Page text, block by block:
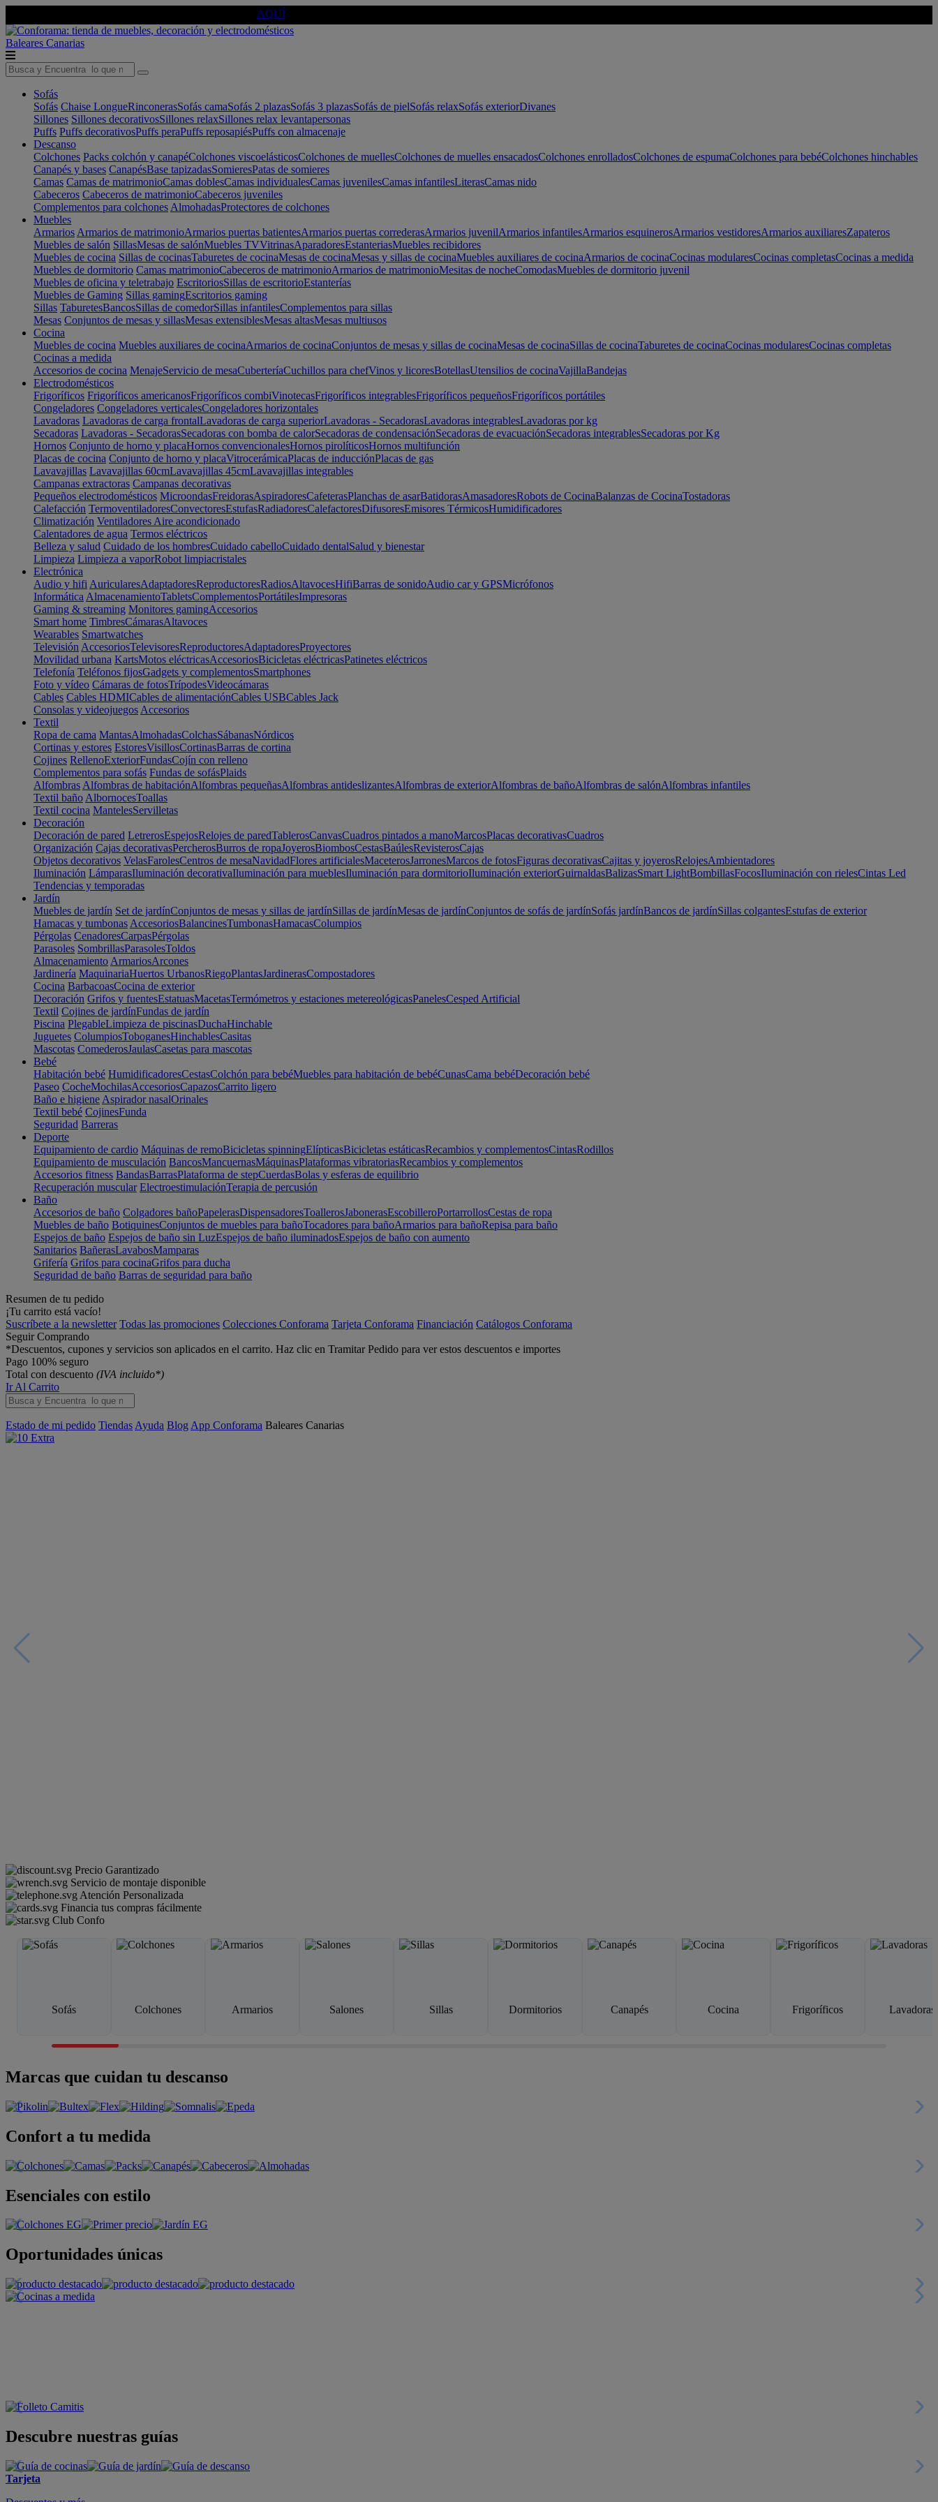
AQUÍ
Baleares Canarias
Sofás
Sofás Chaise LongueRinconerasSofás camaSofás 2 plazasSofás 3 plazasSofás de pielSofás relaxSofás exteriorDivanes
Sillones Sillones decorativosSillones relaxSillones relax levantapersonas
Puffs Puffs decorativosPuffs peraPuffs reposapiésPuffs con almacenaje
Descanso
Colchones Packs colchón y canapéColchones viscoelásticosColchones de muellesColchones de muelles ensacadosColchones enrolladosColchones de espumaColchones para bebéColchones hinchables
Canapés y bases CanapésBase tapizadasSomieresPatas de somieres
Camas Camas de matrimonioCamas doblesCamas individualesCamas juvenilesCamas infantilesLiterasCamas nido
Cabeceros Cabeceros de matrimonioCabeceros juveniles
Complementos para colchones AlmohadasProtectores de colchones
Muebles
Armarios Armarios de matrimonioArmarios puertas batientesArmarios puertas correderasArmarios juvenilArmarios infantilesArmarios esquinerosArmarios vestidoresArmarios auxiliaresZapateros
Muebles de salón SillasMesas de salónMuebles TVVitrinasAparadoresEstanteriasMuebles recibidores
Muebles de cocina Sillas de cocinasTaburetes de cocinaMesas de cocinaMesas y sillas de cocinaMuebles auxiliares de cocinaArmarios de cocinaCocinas modularesCocinas completasCocinas a medida
Muebles de dormitorio Camas matrimonioCabeceros de matrimonioArmarios de matrimonioMesitas de nocheComodasMuebles de dormitorio juvenil
Muebles de oficina y teletrabajo EscritoriosSillas de escritorioEstanterías
Muebles de Gaming Sillas gamingEscritorios gaming
Sillas TaburetesBancosSillas de comedorSillas infantilesComplementos para sillas
Mesas Conjuntos de mesas y sillasMesas extensiblesMesas altasMesas multiusos
Cocina
Muebles de cocina Muebles auxiliares de cocinaArmarios de cocinaConjuntos de mesas y sillas de cocinaMesas de cocinaSillas de cocinaTaburetes de cocinaCocinas modularesCocinas completas
Cocinas a medida
Accesorios de cocina MenajeServicio de mesaCuberteríaCuchillos para chefVinos y licoresBotellasUtensilios de cocinaVajillaBandejas
Electrodomésticos
Frigoríficos Frigoríficos americanosFrigoríficos combiVinotecasFrigoríficos integrablesFrigoríficos pequeñosFrigoríficos portátiles
Congeladores Congeladores verticalesCongeladores horizontales
Lavadoras Lavadoras de carga frontalLavadoras de carga superiorLavadoras - SecadorasLavadoras integrablesLavadoras por kg
Secadoras Lavadoras - SecadorasSecadoras con bomba de calorSecadoras de condensaciónSecadoras de evacuaciónSecadoras integrablesSecadoras por Kg
Hornos Conjunto de horno y placaHornos convencionalesHornos pirolíticosHornos multifunción
Placas de cocina Conjunto de horno y placaVitrocerámicaPlacas de inducciónPlacas de gas
Lavavajillas Lavavajillas 60cmLavavajillas 45cmLavavajillas integrables
Campanas extractoras Campanas decorativas
Pequeños electrodomésticos MicroondasFreidorasAspiradoresCafeterasPlanchas de asarBatidorasAmasadoresRobots de CocinaBalanzas de CocinaTostadoras
Calefacción TermoventiladoresConvectoresEstufasRadiadoresCalefactoresDifusoresEmisores TérmicosHumidificadores
Climatización Ventiladores Aire acondicionado
Calentadores de agua Termos eléctricos
Belleza y salud Cuidado de los hombresCuidado cabelloCuidado dentalSalud y bienestar
Limpieza Limpieza a vaporRobot limpiacristales
Electrónica
Audio y hifi AuricularesAdaptadoresReproductoresRadiosAltavocesHifiBarras de sonidoAudio car y GPSMicrófonos
Informática AlmacenamientoTabletsComplementosPortátilesImpresoras
Gaming & streaming Monitores gamingAccesorios
Smart home TimbresCámarasAltavoces
Wearables Smartwatches
Televisión AccesoriosTelevisoresReproductoresAdaptadoresProyectores
Movilidad urbana KartsMotos eléctricasAccesoriosBicicletas eléctricasPatinetes eléctricos
Telefonía Teléfonos fijosGadgets y complementosSmartphones
Foto y vídeo Cámaras de fotosTrípodesVideocámaras
Cables Cables HDMICables de alimentaciónCables USBCables Jack
Consolas y videojuegos Accesorios
Textil
Ropa de cama MantasAlmohadasColchasSábanasNórdicos
Cortinas y estores EstoresVisillosCortinasBarras de cortina
Cojines RellenoExteriorFundasCojín con relleno
Complementos para sofás Fundas de sofásPlaids
Alfombras Alfombras de habitaciónAlfombras pequeñasAlfombras antideslizantesAlfombras de exteriorAlfombras de bañoAlfombras de salónAlfombras infantiles
Textil baño AlbornocesToallas
Textil cocina MantelesServilletas
Decoración
Decoración de pared LetrerosEspejosRelojes de paredTablerosCanvasCuadros pintados a manoMarcosPlacas decorativasCuadros
Organización Cajas decorativasPercherosBurros de ropaJoyerosBiombosCestasBaúlesRevisterosCajas
Objetos decorativos VelasFarolesCentros de mesaNavidadFlores artificialesMaceterosJarronesMarcos de fotosFiguras decorativasCajitas y joyerosRelojesAmbientadores
Iluminación LámparasIluminación decorativaIluminación para mueblesIluminación para dormitorioIluminación exteriorGuirnaldasBalizasSmart LightBombillasFocosIluminación con rielesCintas Led
Tendencias y temporadas
Jardín
Muebles de jardín Set de jardínConjuntos de mesas y sillas de jardínSillas de jardínMesas de jardínConjuntos de sofás de jardínSofás jardínBancos de jardínSillas colgantesEstufas de exterior
Hamacas y tumbonas AccesoriosBalancinesTumbonasHamacasColumpios
Pérgolas CenadoresCarpasPérgolas
Parasoles SombrillasParasolesToldos
Almacenamiento ArmariosArcones
Jardinería MaquinariaHuertos UrbanosRiegoPlantasJardinerasCompostadores
Cocina BarbacoasCocina de exterior
Decoración Grifos y fuentesEstatuasMacetasTermómetros y estaciones metereológicasPanelesCesped Artificial
Textil Cojines de jardínFundas de jardín
Piscina PlegableLimpieza de piscinasDuchaHinchable
Juguetes ColumpiosToboganesHinchablesCasitas
Mascotas ComederosJaulasCasetas para mascotas
Bebé
Habitación bebé HumidificadoresCestasColchón para bebéMuebles para habitación de bebéCunasCama bebéDecoración bebé
Paseo CocheMochilasAccesoriosCapazosCarrito ligero
Baño e higiene Aspirador nasalOrinales
Textil bebé CojinesFunda
Seguridad Barreras
Deporte
Equipamiento de cardio Máquinas de remoBicicletas spinningElípticasBicicletas estáticasRecambios y complementosCintasRodillos
Equipamiento de musculación BancosMancuernasMáquinasPlataformas vibratoriasRecambios y complementos
Accesorios fitness BandasBarrasPlataforma de stepCuerdasBolas y esferas de equilibrio
Recuperación muscular ElectroestimulaciónTerapia de percusión
Baño
Accesorios de baño Colgadores bañoPapelerasDispensadoresToallerosJabonerasEscobilleroPortarrollosCestas de ropa
Muebles de baño BotiquinesConjuntos de muebles para bañoTocadores para bañoArmarios para bañoRepisa para baño
Espejos de baño Espejos de baño sin LuzEspejos de baño iluminadosEspejos de baño con aumento
Sanitarios BañerasLavabosMamparas
Grifería Grifos para cocinaGrifos para ducha
Seguridad de baño Barras de seguridad para baño
Resumen de tu pedido
¡Tu carrito está vacío!
Suscríbete a la newsletter Todas las promociones Colecciones Conforama Tarjeta Conforama Financiación Catálogos Conforama
Seguir Comprando
*Descuentos, cupones y servicios son aplicados en el carrito. Haz clic en Tramitar Pedido para ver estos descuentos e importes
Pago 100% seguro
Total con descuento (IVA incluido*)
Ir Al Carrito
Estado de mi pedido Tiendas Ayuda Blog App Conforama Baleares Canarias
Precio Garantizado
Servicio de montaje disponible
Atención Personalizada
Financia tus compras fácilmente
Club Confo
Sofás Colchones Armarios Salones Sillas Dormitorios Canapés Cocina Frigoríficos Lavadoras
Marcas que cuidan tu descanso
Confort a tu medida
Esenciales con estilo
Oportunidades únicas
Descubre nuestras guías
Tarjeta